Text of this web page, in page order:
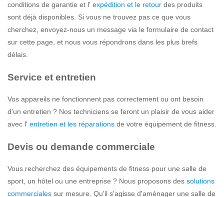
conditions de garantie et l' expédition et le retour des produits
sont déjà disponibles. Si vous ne trouvez pas ce que vous
cherchez, envoyez-nous un message via le formulaire de contact
sur cette page, et nous vous répondrons dans les plus brefs
délais.
Service et entretien
Vos appareils ne fonctionnent pas correctement ou ont besoin
d'un entretien ? Nos techniciens se feront un plaisir de vous aider
avec l' entretien et les réparations de votre équipement de fitness.
Devis ou demande commerciale
Vous recherchez des équipements de fitness pour une salle de
sport, un hôtel ou une entreprise ? Nous proposons des solutions
commerciales sur mesure. Qu'il s'agisse d'aménager une salle de